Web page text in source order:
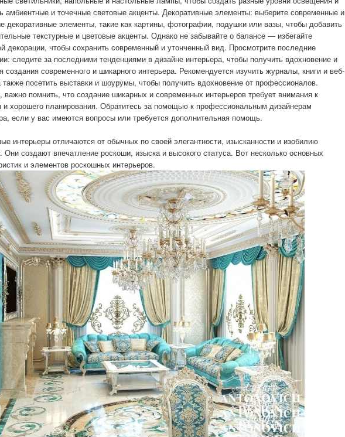
амбиентные и точечные световые акценты. Декоративные элементы: выберите современные и
декоративные элементы, такие как картины, фотографии, подушки или вазы, чтобы добавить
текстурные и цветовые акценты. Однако не забывайте о балансе — избегайте
декорации, чтобы сохранить современный и утонченный вид. Просмотрите последние
следите за последними тенденциями в дизайне интерьера, чтобы получить вдохновение и
создания современного и шикарного интерьера. Рекомендуется изучить журналы, книги и веб-
посетить выставки и шоурумы, чтобы получить вдохновение от профессионалов.
важно помнить, что создание шикарных и современных интерьеров требует внимания к
и хорошего планирования. Обратитесь за помощью к профессиональным дизайнерам
если у вас имеются вопросы или требуется дополнительная помощь.
интерьеры отличаются от обычных по своей элегантности, изысканности и изобилию
Они создают впечатление роскоши, изыска и высокого статуса. Вот несколько основных
и элементов роскошных интерьеров.